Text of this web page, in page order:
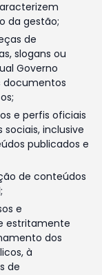
da gestão;
de
slogans ou
Governo
documentos
e perfis oficiais
inclusive
publicados e
de conteúdos
e
estritamente
dos
à
de